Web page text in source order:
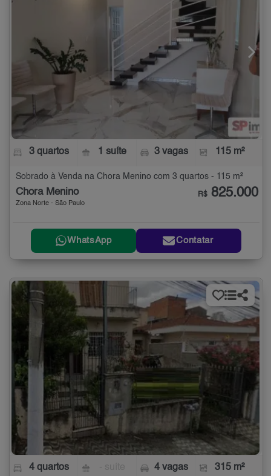
3 quartos 1 suíte 3 vagas 115 m²
Sobrado à Venda na Chora Menino com 3 quartos - 115 m²
Chora Menino
Zona Norte - São Paulo
R$ 825.000
WhatsApp Contatar
4 quartos 4 vagas 315 m²